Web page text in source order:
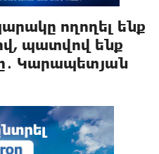
ողողել ենք
պատվով ենք
Կարապետյան